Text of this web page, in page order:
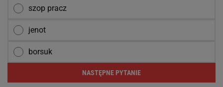
szop pracz
jenot
borsuk
NASTĘPNE PYTANIE